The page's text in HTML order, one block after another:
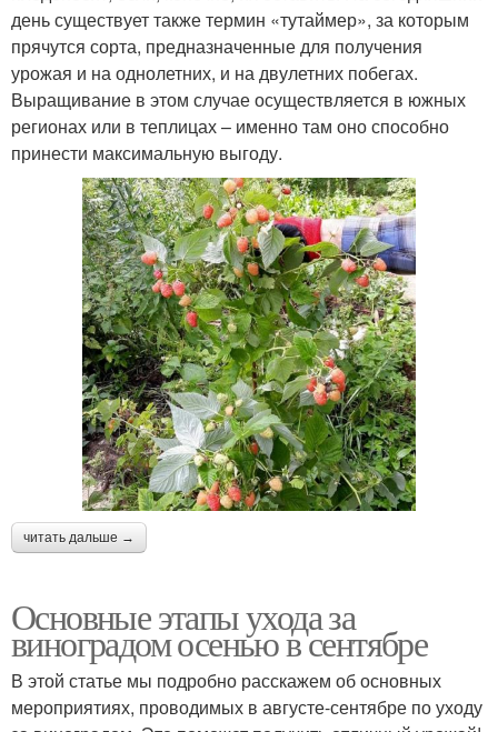
день существует также термин «тутаймер», за которым
прячутся сорта, предназначенные для получения
урожая и на однолетних, и на двулетних побегах.
Выращивание в этом случае осуществляется в южных
регионах или в теплицах – именно там оно способно
принести максимальную выгоду.
читать дальше →
Основные этапы ухода за
виноградом осенью в сентябре
В этой статье мы подробно расскажем об основных
мероприятиях, проводимых в августе-сентябре по уходу